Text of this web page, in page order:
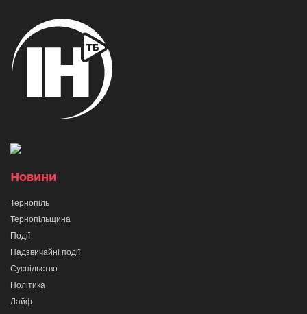
Новини
Тернопіль
Тернопільщина
Події
Надзвичайні події
Суспільство
Політика
Лайф